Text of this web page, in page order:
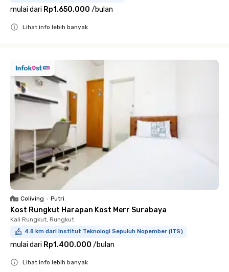
mulai dari Rp1.650.000 /bulan
Lihat info lebih banyak
Coliving • Putri
Kost Rungkut Harapan Kost Merr Surabaya
Kali Rungkut, Rungkut
4.8 km dari Institut Teknologi Sepuluh Nopember (ITS)
mulai dari Rp1.400.000 /bulan
Lihat info lebih banyak